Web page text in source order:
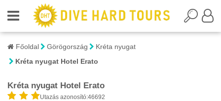
Főoldal Görögország
Kréta nyugat
Kréta nyugat Hotel Erato
Kréta nyugat Hotel Erato
Utazás azonosító:46692